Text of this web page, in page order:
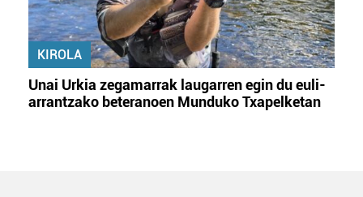
KIROLA
Unai Urkia zegamarrak laugarren egin du euli-
arrantzako beteranoen Munduko Txapelketan